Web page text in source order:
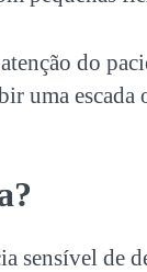
do
uma escada
sensível de